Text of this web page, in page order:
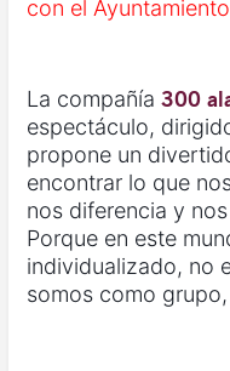
con el
La compañía300
espectáculo,
propone un
encontrar lo que
nos diferencia y
Porque en este
individualizado, no
somos como